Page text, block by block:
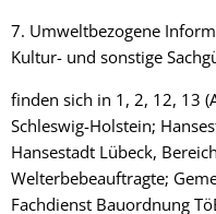
7. Umweltbezogene
Kultur- und sonstige
finden sich in 1, 2, 12, 13
Schleswig-Holstein;
Hansestadt Lübeck,
Welterbebeauftragte;
Fachdienst Bauordnung